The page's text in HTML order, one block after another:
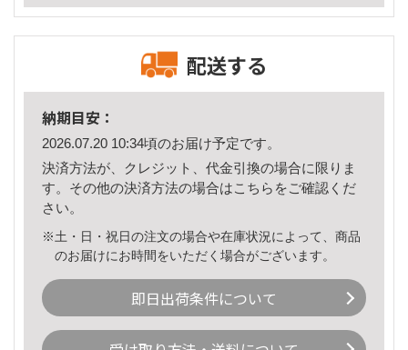
配送する
納期目安：
2026.07.20 10:34頃のお届け予定です。
決済方法が、クレジット、代金引換の場合に限りま
す。その他の決済方法の場合はこちら をご確認くだ
さい。
※土・日・祝日の注文の場合や在庫状況によって、商品
のお届けにお時間をいただく場合がございます。
即日出荷条件について